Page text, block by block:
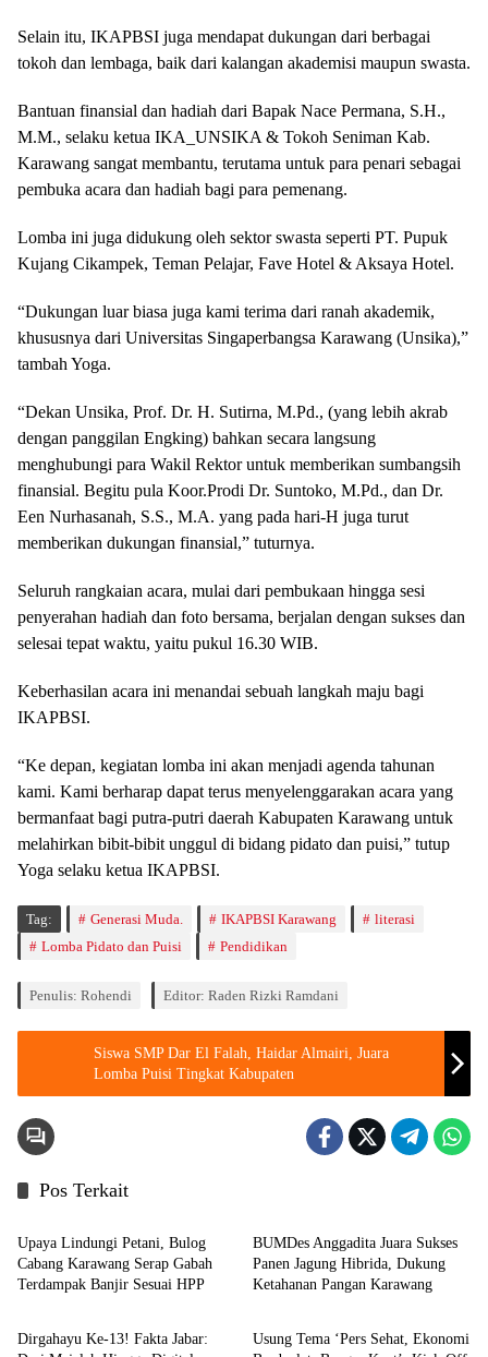
Selain itu, IKAPBSI juga mendapat dukungan dari berbagai
tokoh dan lembaga, baik dari kalangan akademisi maupun swasta.
Bantuan finansial dan hadiah dari Bapak Nace Permana, S.H.,
M.M., selaku ketua IKA_UNSIKA & Tokoh Seniman Kab.
Karawang sangat membantu, terutama untuk para penari sebagai
pembuka acara dan hadiah bagi para pemenang.
Lomba ini juga didukung oleh sektor swasta seperti PT. Pupuk
Kujang Cikampek, Teman Pelajar, Fave Hotel & Aksaya Hotel.
“Dukungan luar biasa juga kami terima dari ranah akademik,
khususnya dari Universitas Singaperbangsa Karawang (Unsika),”
tambah Yoga.
“Dekan Unsika, Prof. Dr. H. Sutirna, M.Pd., (yang lebih akrab
dengan panggilan Engking) bahkan secara langsung
menghubungi para Wakil Rektor untuk memberikan sumbangsih
finansial. Begitu pula Koor.Prodi Dr. Suntoko, M.Pd., dan Dr.
Een Nurhasanah, S.S., M.A. yang pada hari-H juga turut
memberikan dukungan finansial,” tuturnya.
Seluruh rangkaian acara, mulai dari pembukaan hingga sesi
penyerahan hadiah dan foto bersama, berjalan dengan sukses dan
selesai tepat waktu, yaitu pukul 16.30 WIB.
Keberhasilan acara ini menandai sebuah langkah maju bagi
IKAPBSI.
“Ke depan, kegiatan lomba ini akan menjadi agenda tahunan
kami. Kami berharap dapat terus menyelenggarakan acara yang
bermanfaat bagi putra-putri daerah Kabupaten Karawang untuk
melahirkan bibit-bibit unggul di bidang pidato dan puisi,” tutup
Yoga selaku ketua IKAPBSI.
Tag: Generasi Muda. IKAPBSI Karawang
literasi
Lomba Pidato dan Puisi
Pendidikan
Penulis: Rohendi Editor: Raden Rizki Ramdani
Siswa SMP Dar El Falah, Haidar Almairi, Juara
Lomba Puisi Tingkat Kabupaten
Pos Terkait
Artikel
Upaya Lindungi Petani, Bulog
Cabang Karawang Serap Gabah
Terdampak Banjir Sesuai HPP
BUMDes Anggadita Juara Sukses
Panen Jagung Hibrida, Dukung
Ketahanan Pangan Karawang
Artikel
Dirgahayu Ke-13! Fakta Jabar:
Artikel
Usung Tema ‘Pers Sehat, Ekonomi